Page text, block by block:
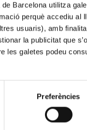
Barcelona utilitza
perquè accediu al
usuaris), amb
la publicitat que
les galetes podeu
Preferències